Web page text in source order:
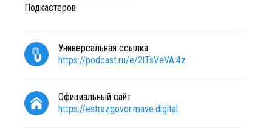
Подкастеров
Универсальная ссылка
https://podcast.ru/e/2lTsVeVA.4z
Официальный сайт
https://estrazgovor.mave.digital